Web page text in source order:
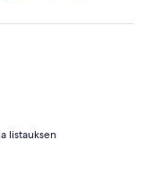
listauksen